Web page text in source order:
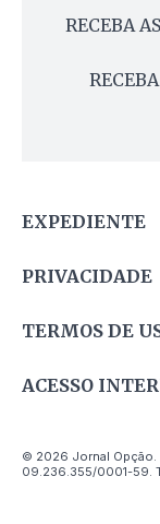
RECEBA
EXPEDIENTE
PRIVACIDADE
TERMOS DE
ACESSO
© 2026 Jornal Opção.
09.236.355/0001-59.